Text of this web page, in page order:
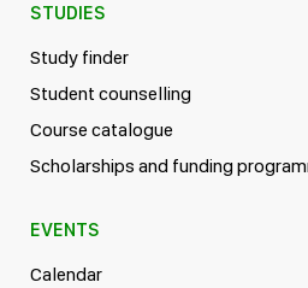
STUDIES
Study finder
Student counselling
Course catalogue
Scholarships and funding
EVENTS
Calendar